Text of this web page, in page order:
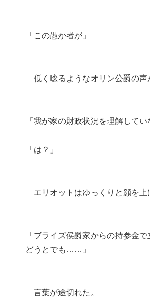
「この愚か者が」
低く唸るようなオリン公爵の声
「我が家の財政状況を理解して
「は？」
エリオットはゆっくりと顔を上
「ブライズ侯爵家からの持参金
どうとでも……」
言葉が途切れた。